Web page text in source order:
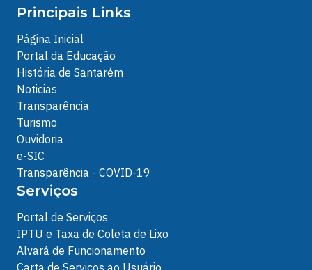
Principais Links
Página Inicial
Portal da Educação
História de Santarém
Noticias
Transparência
Turismo
Ouvidoria
e-SIC
Transparência - COVID-19
Serviços
Portal de Serviços
IPTU e Taxa de Coleta de Lixo
Alvará de Funcionamento